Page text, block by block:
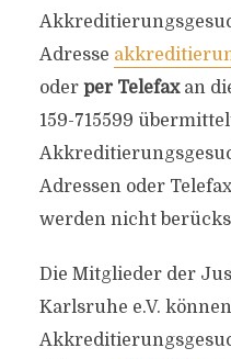
Adresse
oder per Telefax an
159-715599
Adressen oder
werden nicht
Die Mitglieder der
Karlsruhe e.V.